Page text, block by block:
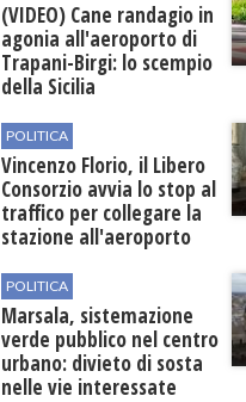
(VIDEO) Cane randagio in
agonia all'aeroporto di
Trapani-Birgi: lo scempio
della Sicilia
POLITICA
Vincenzo Florio, il Libero
Consorzio avvia lo stop al
traffico per collegare la
stazione all'aeroporto
POLITICA
Marsala, sistemazione
verde pubblico nel centro
urbano: divieto di sosta
nelle vie interessate